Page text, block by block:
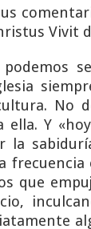
Vivit
No
ella. Y
la
que